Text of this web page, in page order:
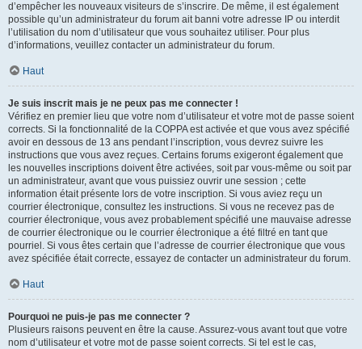
d’empêcher les nouveaux visiteurs de s’inscrire. De même, il est également
possible qu’un administrateur du forum ait banni votre adresse IP ou interdit
l’utilisation du nom d’utilisateur que vous souhaitez utiliser. Pour plus
d’informations, veuillez contacter un administrateur du forum.
Haut
Je suis inscrit mais je ne peux pas me connecter !
Vérifiez en premier lieu que votre nom d’utilisateur et votre mot de passe soient
corrects. Si la fonctionnalité de la COPPA est activée et que vous avez spécifié
avoir en dessous de 13 ans pendant l’inscription, vous devrez suivre les
instructions que vous avez reçues. Certains forums exigeront également que
les nouvelles inscriptions doivent être activées, soit par vous-même ou soit par
un administrateur, avant que vous puissiez ouvrir une session ; cette
information était présente lors de votre inscription. Si vous aviez reçu un
courrier électronique, consultez les instructions. Si vous ne recevez pas de
courrier électronique, vous avez probablement spécifié une mauvaise adresse
de courrier électronique ou le courrier électronique a été filtré en tant que
pourriel. Si vous êtes certain que l’adresse de courrier électronique que vous
avez spécifiée était correcte, essayez de contacter un administrateur du forum.
Haut
Pourquoi ne puis-je pas me connecter ?
Plusieurs raisons peuvent en être la cause. Assurez-vous avant tout que votre
nom d’utilisateur et votre mot de passe soient corrects. Si tel est le cas,